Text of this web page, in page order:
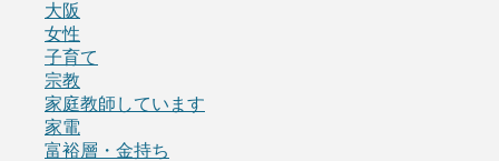
大阪
女性
子育て
宗教
家庭教師しています
家電
富裕層・金持ち